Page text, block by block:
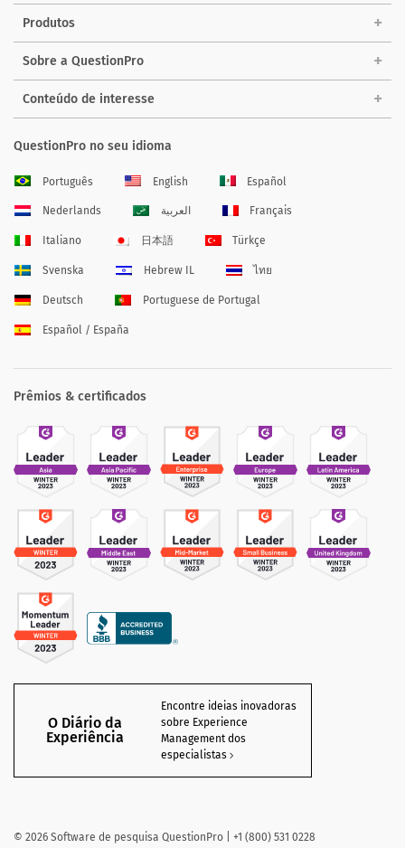
Produtos
Sobre a QuestionPro
Conteúdo de interesse
QuestionPro no seu idioma
Português English Español
Nederlands العربية Français
Italiano 日本語 Türkçe
Svenska Hebrew IL ไทย
Deutsch Portuguese de Portugal
Español / España
Prêmios & certificados
O Diário da
Experiência
Encontre ideias inovadoras
sobre Experience
Management dos
especialistas
© 2026 Software de pesquisa QuestionPro | +1 (800) 531 0228